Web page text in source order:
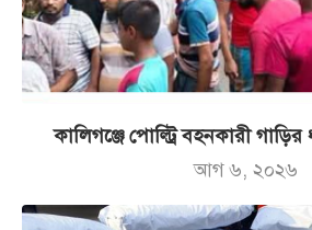
কালিগঞ্জে পোল্ট্রি বহনকারী গাড়ির
আগ ৬, ২০২৬